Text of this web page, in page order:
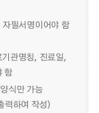
필서명이어야 함
관명칭, 진료일,
함
식만 가능
력하여 작성)